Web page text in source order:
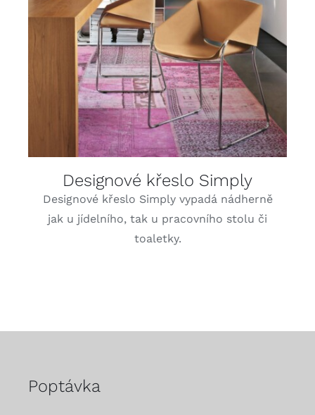
DETAILY
Designové křeslo Simply
Designové křeslo Simply vypadá nádherně
jak u jídelního, tak u pracovního stolu či
toaletky.
Poptávka